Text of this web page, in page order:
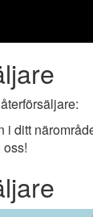
i ditt